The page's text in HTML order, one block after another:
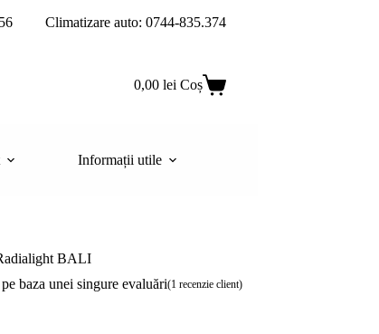
Climatizare auto: 0744-835.374
0,00 lei Coș
Informații utile
BALI
baza unei singure evaluări(1 recenzie client)